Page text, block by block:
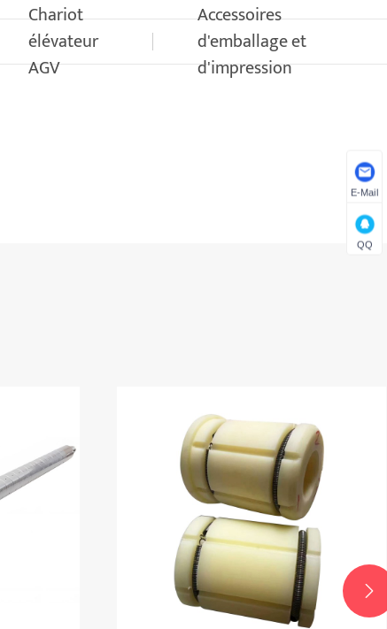
Chariot
élévateur
AGV
Accessoires
d'emballage et
d'impression

E-Mail
QQ